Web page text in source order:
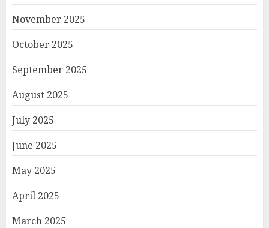
November 2025
October 2025
September 2025
August 2025
July 2025
June 2025
May 2025
April 2025
March 2025